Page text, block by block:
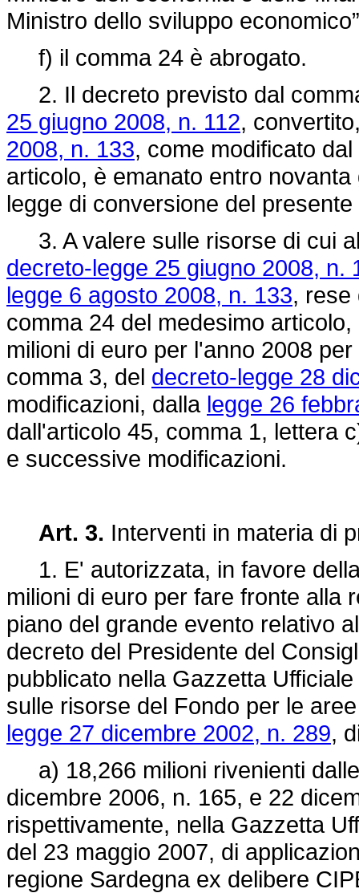
Ministro dello sviluppo
f) il comma 24 è abrogato.
2. Il decreto previsto dal
25 giugno 2008, n. 112,
2008, n. 133, come modificato
articolo, è emanato entro
legge di conversione del
3. A valere sulle risorse di cui
decreto-legge 25 giugno 2008, n.
legge 6 agosto 2008, n. 133, rese
comma 24 del medesimo
milioni di euro per l'anno 2008
comma 3, del decreto-legge 28
modificazioni, dalla legge 26
dall'articolo 45, comma 1, lettera
e successive modificazioni.
Art. 3. Interventi in materia di
1. E' autorizzata, in favore
milioni di euro per fare fronte alla
piano del grande evento relativo
decreto del Presidente del
pubblicato nella Gazzetta
sulle risorse del Fondo per le
legge 27 dicembre 2002, n. 289,
a) 18,266 milioni rivenienti
dicembre 2006, n. 165, e 22
rispettivamente, nella Gazzetta
del 23 maggio 2007, di
regione Sardegna ex delibere